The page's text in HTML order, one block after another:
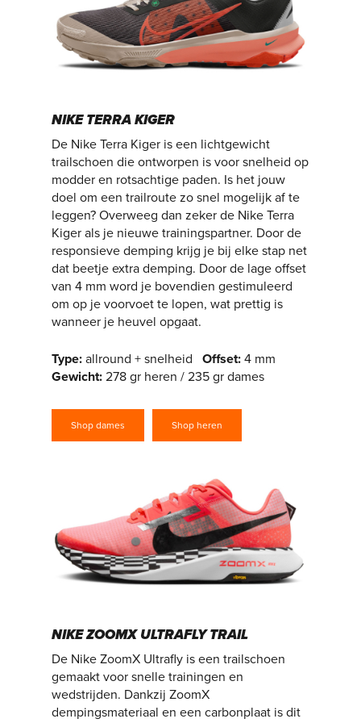
NIKE TERRA KIGER
De Nike Terra Kiger is een lichtgewicht
trailschoen die ontworpen is voor snelheid op
modder en rotsachtige paden. Is het jouw
doel om een trailroute zo snel mogelijk af te
leggen? Overweeg dan zeker de Nike Terra
Kiger als je nieuwe trainingspartner. Door de
responsieve demping krijg je bij elke stap net
dat beetje extra demping. Door de lage offset
van 4 mm word je bovendien gestimuleerd
om op je voorvoet te lopen, wat prettig is
wanneer je heuvel opgaat.
Type:allround + snelheidOffset: 4 mm
Gewicht: 278 gr heren / 235 gr dames
Shop dames Shop heren
NIKE ZOOMX ULTRAFLY TRAIL
De Nike ZoomX Ultrafly is een trailschoen
gemaakt voor snelle trainingen en
wedstrijden. Dankzij ZoomX
dempingsmateriaal en een carbonplaat is dit